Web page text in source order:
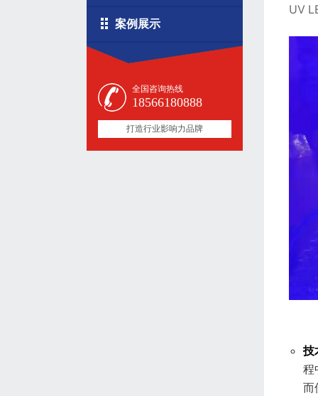
案例展示
全国咨询热线
18566180888
打造行业影响力品牌
UV
技
程
而